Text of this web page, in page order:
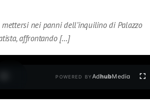
nei panni dell’inquilino di Palazzo
affrontando […]
POWERED BYAdhubMedia